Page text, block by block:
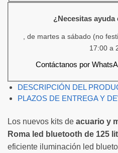
¿Necesitas
, de martes a sábado (no
17:00 a
Contáctanos por
DESCRIPCIÓN DEL
PLAZOS DE ENTREGA Y
Los nuevos kits de acuario y
Roma led bluetooth de 125
eficiente iluminación led